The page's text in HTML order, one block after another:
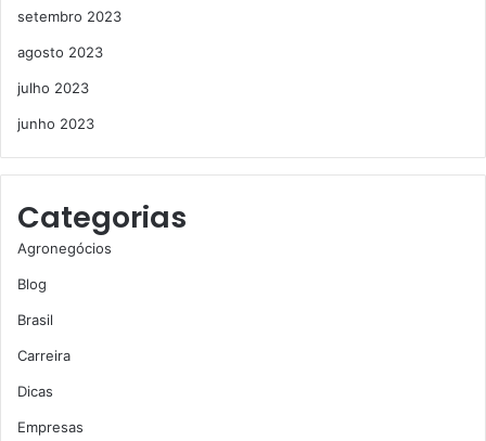
setembro 2023
agosto 2023
julho 2023
junho 2023
Categorias
Agronegócios
Blog
Brasil
Carreira
Dicas
Empresas